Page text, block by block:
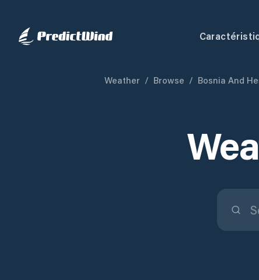
Weather / Browse / Bosnia And